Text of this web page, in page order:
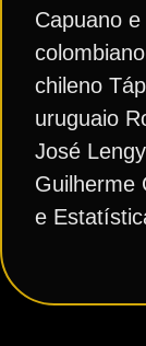
Capuano
chileno
uruguaio
José
Guilherme
e